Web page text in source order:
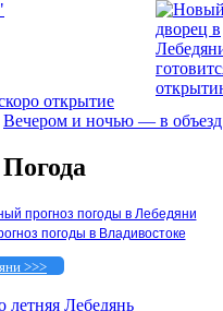
открытие
Вечером и ночью — в объезд
Погода
прогноз погоды в Лебедяни
погоды в Владивостоке
>>>